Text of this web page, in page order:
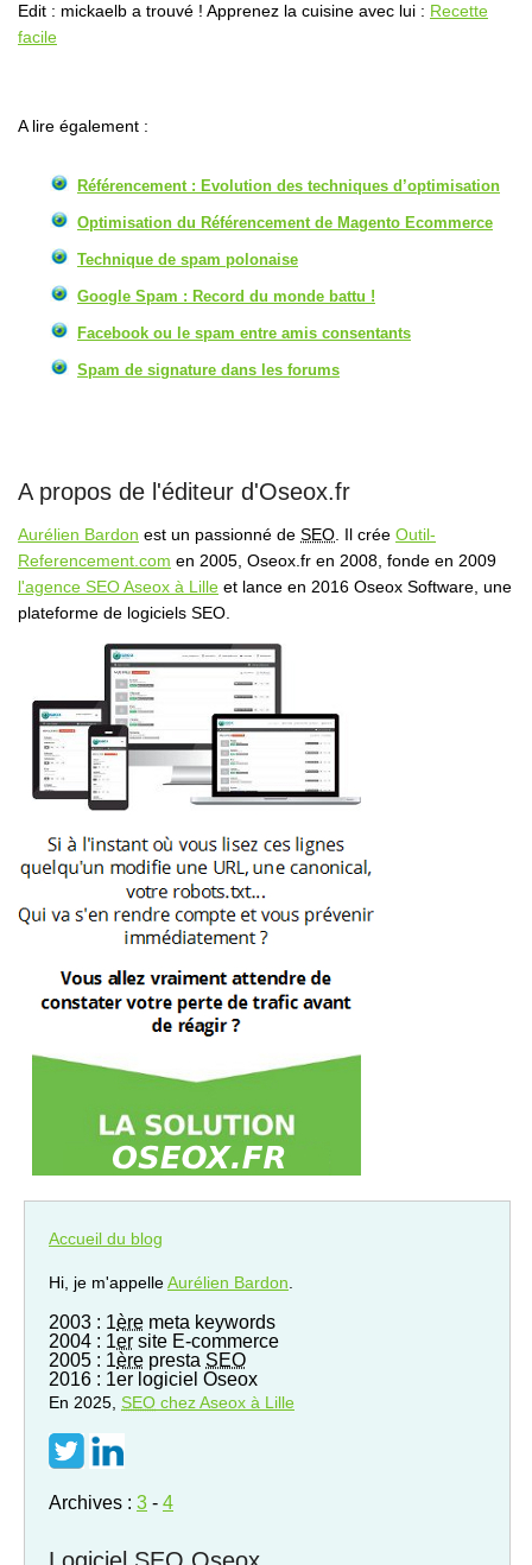
Edit : mickaelb a trouvé ! Apprenez la cuisine avec lui : Recette
facile
A lire également :
Référencement : Evolution des techniques d’optimisation
Optimisation du Référencement de Magento Ecommerce
Technique de spam polonaise
Google Spam : Record du monde battu !
Facebook ou le spam entre amis consentants
Spam de signature dans les forums
A propos de l'éditeur d'Oseox.fr
Aurélien Bardon est un passionné de SEO . Il crée Outil-
Referencement.com en 2005, Oseox.fr en 2008, fonde en 2009
l'agence SEO Aseox à Lille et lance en 2016 Oseox Software, une
plateforme de logiciels SEO.
Accueil du blog
Hi, je m'appelleAurélien Bardon
2003 : 1ère meta keywords
2004 : 1er site E-commerce
2005 : 1ère presta SEO
2016 : 1er logiciel Oseox
En 2025, SEO chez Aseox à Lille
Archives : 3 - 4